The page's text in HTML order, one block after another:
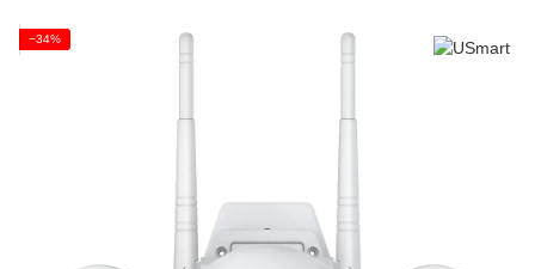
−34%